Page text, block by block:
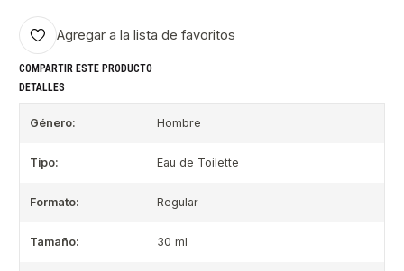
Agregar a la lista de favoritos
COMPARTIR ESTE PRODUCTO
DETALLES
Género: Hombre
Tipo: Eau de Toilette
Formato: Regular
Tamaño: 30 ml